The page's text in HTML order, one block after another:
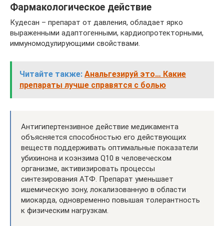
Фармакологическое действие
Кудесан – препарат от давления, обладает ярко
выраженными адаптогенными, кардиопротекторными,
иммуномодулирующими свойствами.
Читайте также: Анальгезируй это… Какие
препараты лучше справятся с болью
Антигипертензивное действие медикамента
объясняется способностью его действующих
веществ поддерживать оптимальные показатели
убихинона и коэнзима Q10 в человеческом
организме, активизировать процессы
синтезирования АТФ. Препарат уменьшает
ишемическую зону, локализованную в области
миокарда, одновременно повышая толерантность
к физическим нагрузкам.